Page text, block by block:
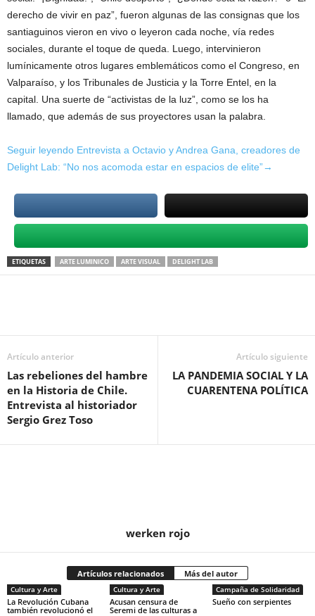
derecho de vivir en paz”, fueron algunas de las consignas que los
santiaguinos vieron en vivo o leyeron cada noche, vía redes
sociales, durante el toque de queda. Luego, intervinieron
lumínicamente otros lugares emblemáticos como el Congreso, en
Valparaíso, y los Tribunales de Justicia y la Torre Entel, en la
capital. Una suerte de “activistas de la luz”, como se los ha
llamado, que además de sus proyectores usan la palabra.
Seguir leyendo Entrevista a Octavio y Andrea Gana, creadores de
Delight Lab: “No nos acomoda estar en espacios de elite”→
ETIQUETAS ARTE LUMINICO ARTE VISUAL DELIGHT LAB
Artículo anterior
Las rebeliones del hambre
en la Historia de Chile.
Entrevista al historiador
Sergio Grez Toso
Artículo siguiente
LA PANDEMIA SOCIAL Y LA
CUARENTENA POLÍTICA
werken rojo
Artículos relacionados Más del autor
Cultura y Arte
La Revolución Cubana
también revolucionó el
Cultura y Arte
Acusan censura de
Seremi de las culturas a
Campaña de Solidaridad
Sueño con serpientes